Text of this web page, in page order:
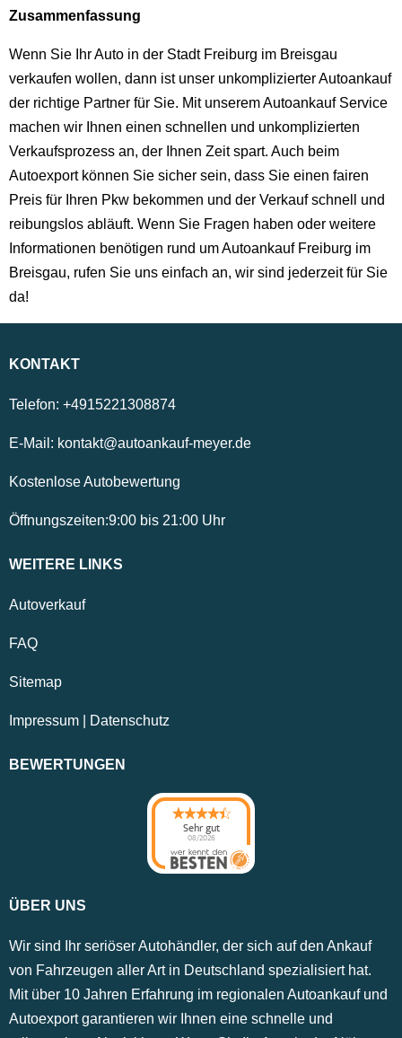
Zusammenfassung
Wenn Sie Ihr Auto in der Stadt Freiburg im Breisgau
verkaufen wollen, dann ist unser unkomplizierter Autoankauf
der richtige Partner für Sie. Mit unserem Autoankauf Service
machen wir Ihnen einen schnellen und unkomplizierten
Verkaufsprozess an, der Ihnen Zeit spart. Auch beim
Autoexport können Sie sicher sein, dass Sie einen fairen
Preis für Ihren Pkw bekommen und der Verkauf schnell und
reibungslos abläuft. Wenn Sie Fragen haben oder weitere
Informationen benötigen rund um Autoankauf Freiburg im
Breisgau, rufen Sie uns einfach an, wir sind jederzeit für Sie
da!
KONTAKT
Telefon: +4915221308874
E-Mail: kontakt@autoankauf-meyer.de
Kostenlose Autobewertung
Öffnungszeiten:9:00 bis 21:00 Uhr
WEITERE LINKS
Autoverkauf
FAQ
Sitemap
Impressum Datenschutz
BEWERTUNGEN
Sehr gut
08/2026
ÜBER UNS
Wir sind Ihr seriöser Autohändler, der sich auf den Ankauf
von Fahrzeugen aller Art in Deutschland spezialisiert hat.
Mit über 10 Jahren Erfahrung im regionalen Autoankauf und
Autoexport garantieren wir Ihnen eine schnelle und